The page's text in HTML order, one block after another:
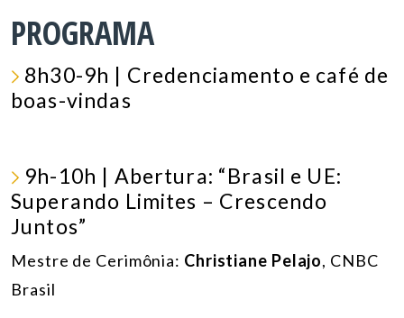
PROGRAMA
8h30-9h | Credenciamento e café de
boas-vindas
9h-10h | Abertura: “Brasil e UE:
Superando Limites – Crescendo
Juntos”
Mestre de Cerimônia: Christiane Pelajo, CNBC
Brasil